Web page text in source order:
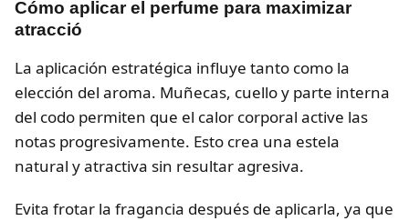
Cómo aplicar el perfume para maximizar
atracció
La aplicación estratégica influye tanto como la
elección del aroma. Muñecas, cuello y parte interna
del codo permiten que el calor corporal active las
notas progresivamente. Esto crea una estela
natural y atractiva sin resultar agresiva.
Evita frotar la fragancia después de aplicarla, ya que